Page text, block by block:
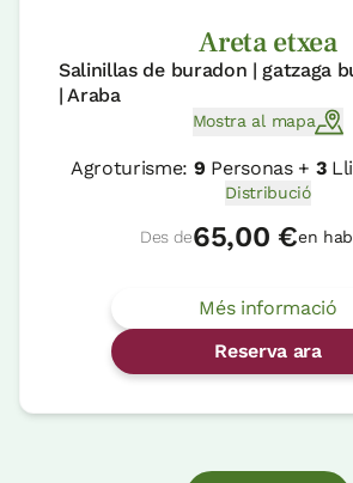
Areta etxea
Salinillas de buradon | gatzaga
| Araba
Mostra al mapa
Agroturisme: 9 Personas + 3
Distribució
Des de65,00 €en
Més informació
Reserva ara